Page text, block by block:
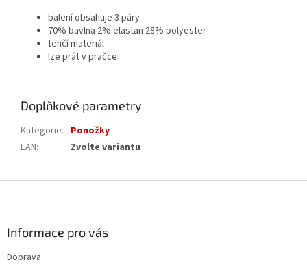
balení obsahuje 3 páry
70% bavlna 2% elastan 28% polyester
tenčí materiál
lze prát v pračce
Doplňkové parametry
Kategorie: Ponožky
EAN: Zvolte variantu
Informace pro vás
Doprava